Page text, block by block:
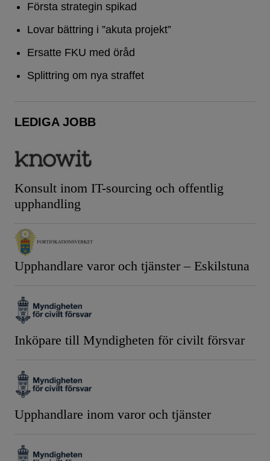
Första strategin spikad
Lovar bättring i ”akuta projekt”
Ersatte FKU med öråd
Splittring om nya straffet
LEDIGA JOBB
Konsult inom IT-sourcing och offentlig
upphandling
Upphandlare varor och tjänster – Eskilstuna
Inköpare till Myndigheten för civilt försvar
Upphandlare inom varor och tjänster